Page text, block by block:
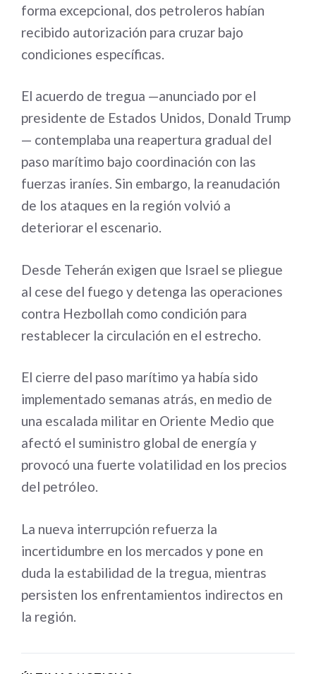
forma excepcional, dos petroleros habían
recibido autorización para cruzar bajo
condiciones específicas.
El acuerdo de tregua —anunciado por el
presidente de Estados Unidos, Donald Trump
— contemplaba una reapertura gradual del
paso marítimo bajo coordinación con las
fuerzas iraníes. Sin embargo, la reanudación
de los ataques en la región volvió a
deteriorar el escenario.
Desde Teherán exigen que Israel se pliegue
al cese del fuego y detenga las operaciones
contra Hezbollah como condición para
restablecer la circulación en el estrecho.
El cierre del paso marítimo ya había sido
implementado semanas atrás, en medio de
una escalada militar en Oriente Medio que
afectó el suministro global de energía y
provocó una fuerte volatilidad en los precios
del petróleo.
La nueva interrupción refuerza la
incertidumbre en los mercados y pone en
duda la estabilidad de la tregua, mientras
persisten los enfrentamientos indirectos en
la región.